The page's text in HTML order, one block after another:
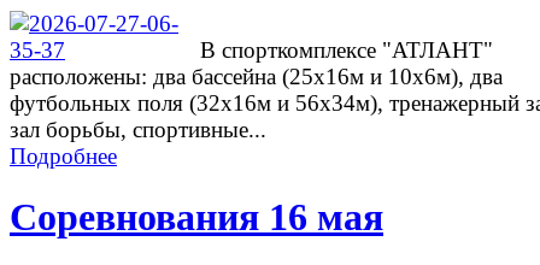
В спорткомплексе "АТЛАНТ"
расположены: два бассейна (25х16м и 10х6м), два
футбольных поля (32х16м и 56х34м), тренажерный
зал борьбы, спортивные...
Подробнее
Соревнования 16 мая